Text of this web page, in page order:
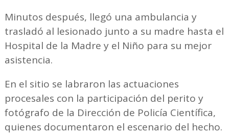
Minutos después, llegó una ambulancia y
trasladó al lesionado junto a su madre hasta el
Hospital de la Madre y el Niño para su mejor
asistencia.
En el sitio se labraron las actuaciones
procesales con la participación del perito y
fotógrafo de la Dirección de Policía Científica,
quienes documentaron el escenario del hecho.